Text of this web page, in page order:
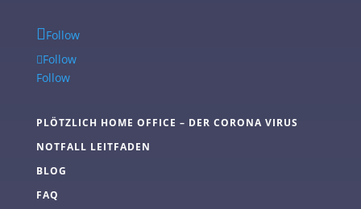
Follow
Follow
Follow
PLÖTZLICH HOME OFFICE – DER CORONA VIRUS
NOTFALL LEITFADEN
BLOG
FAQ